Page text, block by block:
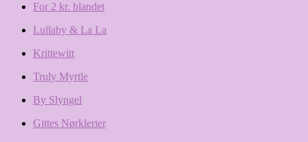
For 2 kr. blandet
Lullaby & La La
Krittewitt
Truly Myrtle
By Slyngel
Gittes Nørklerier